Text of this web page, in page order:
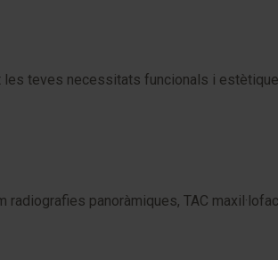
teves necessitats funcionals i
panoràmiques, TAC